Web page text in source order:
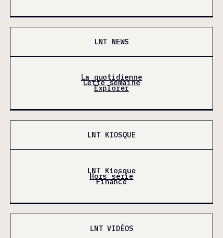
LNT NEWS
La quotidienne
Cette semaine
Explorer
LNT KIOSQUE
LNT Kiosque
Hors série
Finance
LNT VIDÉOS